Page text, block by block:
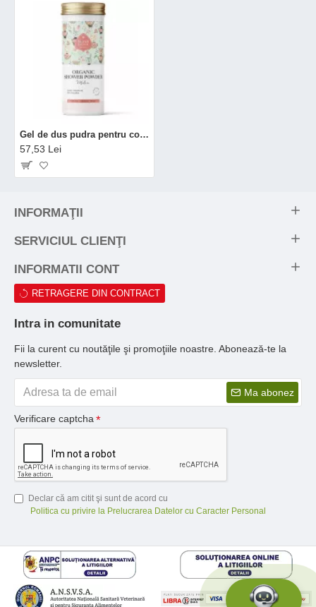
Gel de dus pudra pentru copii, pepene galben bio (90 grame), Eliah Sahil
57,53 Lei
INFORMAŢII
SERVICIUL CLIENŢI
INFORMATII CONT
RETRAGERE DIN CONTRACT
Intra in comunitate
Fii la curent cu noutăţile şi promoţiile noastre. Abonează-te la
newsletter.
Ma abonez
Verificare captcha
Declar că am citit şi sunt de acord cu
Politica cu privire la Prelucrarea Datelor cu Caracter Personal